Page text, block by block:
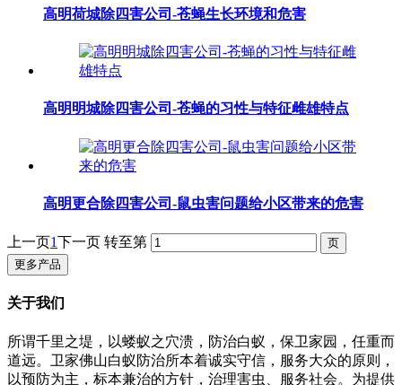
高明荷城除四害公司-苍蝇生长环境和危害
高明明城除四害公司-苍蝇的习性与特征雌雄特点
​高明更合除四害公司-鼠虫害问题给小区带来的危害
上一页1下一页 转至第
更多产品
关于我们
所谓千里之堤，以蝼蚁之穴溃，防治白蚁，保卫家园，任重而
道远。卫家佛山白蚁防治所本着诚实守信，服务大众的原则，
以预防为主，标本兼治的方针，治理害虫、服务社会。为提供